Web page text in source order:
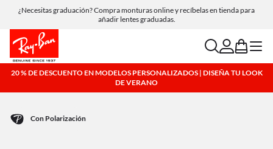
Compra online y recoge en tienda de forma gratuita.
searchaccount
bag menu
20 % DE DESCUENTO EN MODELOS PERSONALIZADOS | DISEÑA TU LOOK
DE VERANO
Con Polarización